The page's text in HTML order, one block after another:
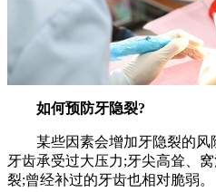
如何预防牙隐裂?
某些因素会增加牙隐裂的风
牙齿承受过大压力;牙尖高耸、
裂;曾经补过的牙齿也相对脆弱。